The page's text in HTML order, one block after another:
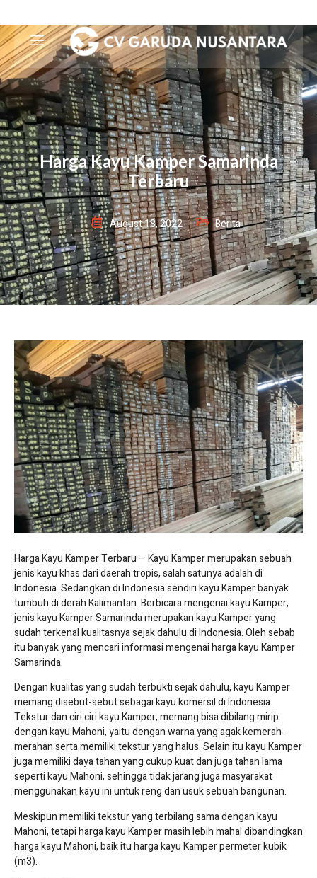
Harga Kayu Kamper Samarinda
Terbaru
August 18, 2022 Berita
Harga Kayu Kamper Terbaru – Kayu Kamper merupakan sebuah
jenis kayu khas dari daerah tropis, salah satunya adalah di
Indonesia. Sedangkan di Indonesia sendiri kayu Kamper banyak
tumbuh di derah Kalimantan. Berbicara mengenai kayu Kamper,
jenis kayu Kamper Samarinda merupakan kayu Kamper yang
sudah terkenal kualitasnya sejak dahulu di Indonesia. Oleh sebab
itu banyak yang mencari informasi mengenai harga kayu Kamper
Samarinda.
Dengan kualitas yang sudah terbukti sejak dahulu, kayu Kamper
memang disebut-sebut sebagai kayu komersil di Indonesia.
Tekstur dan ciri ciri kayu Kamper, memang bisa dibilang mirip
dengan kayu Mahoni, yaitu dengan warna yang agak kemerah-
merahan serta memiliki tekstur yang halus. Selain itu kayu Kamper
juga memiliki daya tahan yang cukup kuat dan juga tahan lama
seperti kayu Mahoni, sehingga tidak jarang juga masyarakat
menggunakan kayu ini untuk reng dan usuk sebuah bangunan.
Meskipun memiliki tekstur yang terbilang sama dengan kayu
Mahoni, tetapi harga kayu Kamper masih lebih mahal dibandingkan
harga kayu Mahoni, baik itu harga kayu Kamper permeter kubik
(m3).